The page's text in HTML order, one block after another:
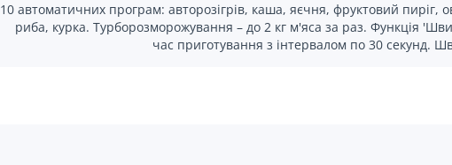
10 автоматичних програм: авторозігрів, каша, яєчня, фруктовий пиріг,
риба, курка. Турборозморожування – до 2 кг м'яса за раз. Функція
час приготування з інтервалом по 30 секунд.